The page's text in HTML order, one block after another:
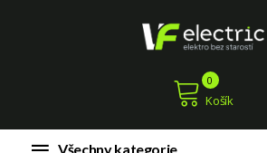
Košík
0
Všechny kategorie